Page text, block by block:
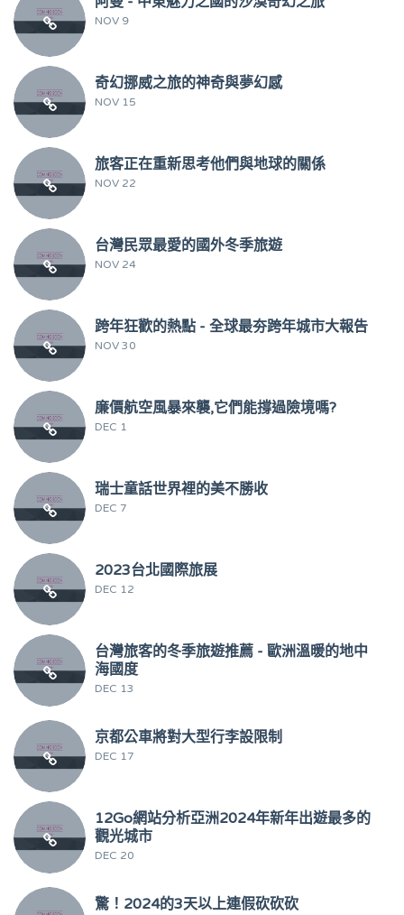
NOV 9
奇幻挪威之旅的神奇與夢幻感
NOV 15
旅客正在重新思考他們與地球的關係
NOV 22
台灣民眾最愛的國外冬季旅遊
NOV 24
跨年狂歡的熱點 - 全球最夯跨年城市大報告
NOV 30
廉價航空風暴來襲,它們能撐過險境嗎?
DEC 1
瑞士童話世界裡的美不勝收
DEC 7
2023台北國際旅展
DEC 12
台灣旅客的冬季旅遊推薦 - 歐洲溫暖的地中
海國度
DEC 13
京都公車將對大型行李設限制
DEC 17
12Go網站分析亞洲2024年新年出遊最多的
觀光城市
DEC 20
驚！2024的3天以上連假砍砍砍